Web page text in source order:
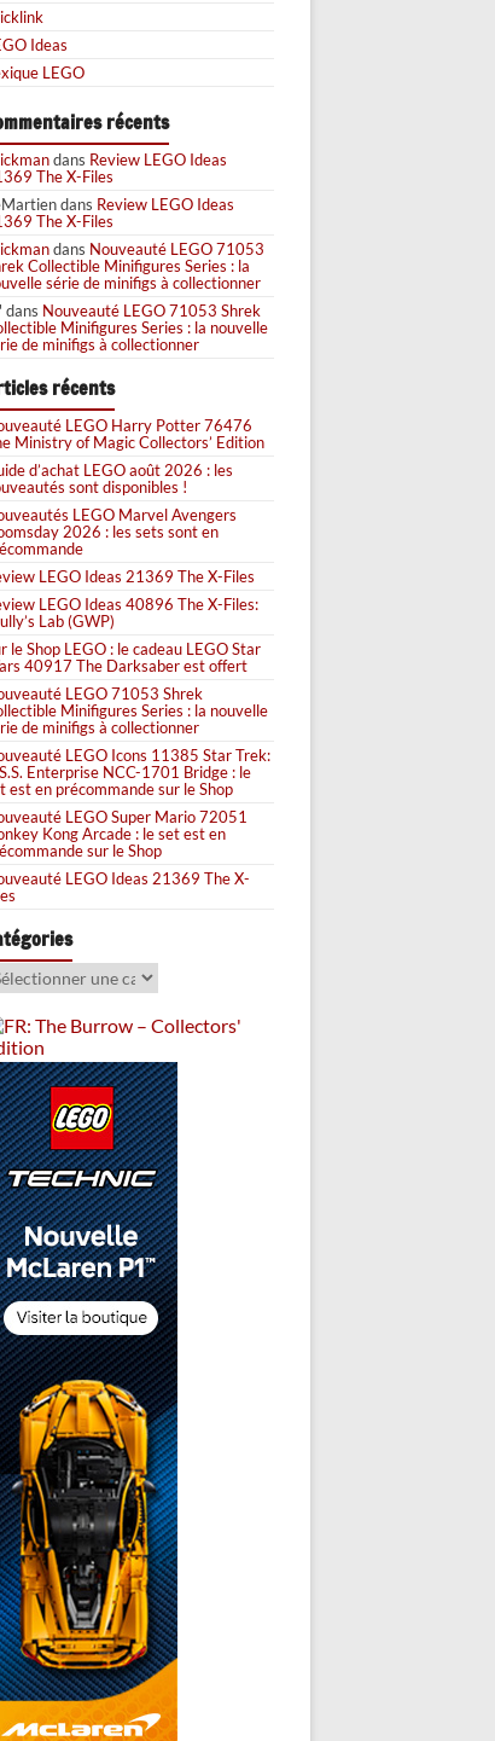
Ideas
LEGO
récents
dans Review LEGO Ideas
The X-Files
dans Review LEGO Ideas
The X-Files
dans Nouveauté LEGO 71053
Collectible Minifigures Series : la
série de minifigs à collectionner
dans Nouveauté LEGO 71053 Shrek
Minifigures Series : la nouvelle
de minifigs à collectionner
récents
LEGO Harry Potter 76476
Ministry of Magic Collectors’ Edition
d’achat LEGO août 2026 : les
sont disponibles !
LEGO Marvel Avengers
2026 : les sets sont en
LEGO Ideas 21369 The X-Files
LEGO Ideas 40896 The X-Files:
Lab (GWP)
le Shop LEGO : le cadeau LEGO Star
40917 The Darksaber est offert
LEGO 71053 Shrek
Minifigures Series : la nouvelle
de minifigs à collectionner
LEGO Icons 11385 Star Trek:
Enterprise NCC-1701 Bridge : le
est en précommande sur le Shop
LEGO Super Mario 72051
Kong Arcade : le set est en
sur le Shop
LEGO Ideas 21369 The X-